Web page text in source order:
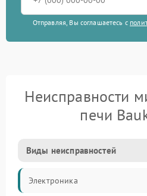
Отправляя, Вы соглашаетесь с
Неисправности
печи
Виды неисправностей
Электроника